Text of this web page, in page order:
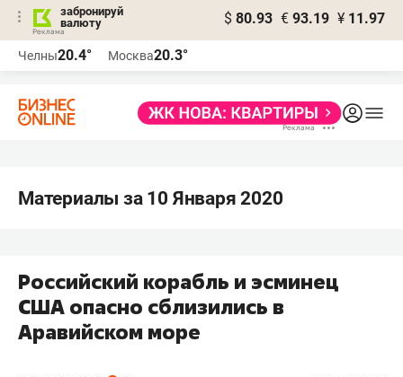
забронируй
валюту
$ 80.93 € 93.19 ¥ 11.97
Челны20.4° Москва20.3°
Материалы за 10 Января 2020
Российский корабль и эсминец
США опасно сблизились в
Аравийском море